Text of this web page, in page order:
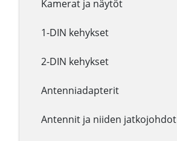
Kamerat ja näytöt
1-DIN kehykset
2-DIN kehykset
Antenniadapterit
Antennit ja niiden jatkojohdot